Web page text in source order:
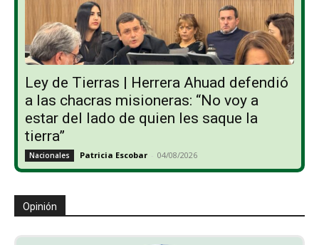
Ley de Tierras | Herrera Ahuad defendió
a las chacras misioneras: “No voy a
estar del lado de quien les saque la
tierra”
Nacionales Patricia Escobar - 04/08/2026
Opinión